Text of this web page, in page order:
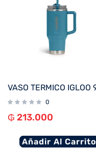
0
₲ 213.000
Añadir Al Carrito